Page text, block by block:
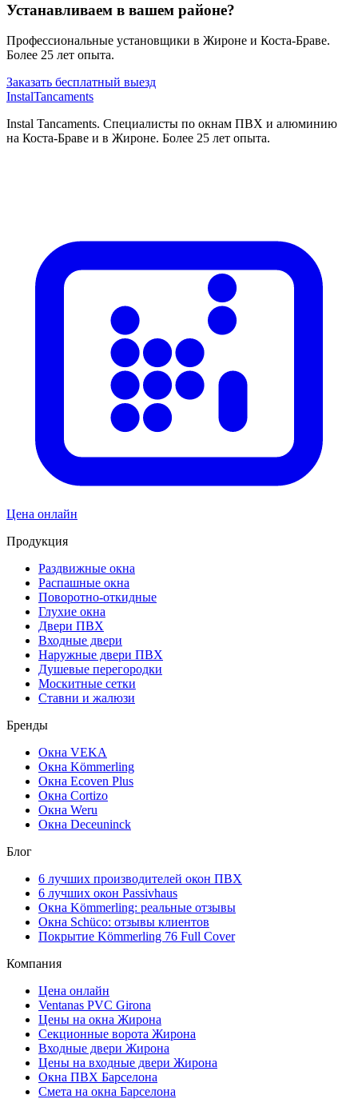
Устанавливаем в вашем районе?
Профессиональные установщики в Жироне и Коста-Браве.
Более 25 лет опыта.
Заказать бесплатный выезд
InstalTancaments
Instal Tancaments. Специалисты по окнам ПВХ и алюминию
на Коста-Браве и в Жироне. Более 25 лет опыта.
Цена онлайн
Продукция
Раздвижные окна
Распашные окна
Поворотно-откидные
Глухие окна
Двери ПВХ
Входные двери
Наружные двери ПВХ
Душевые перегородки
Москитные сетки
Ставни и жалюзи
Бренды
Окна VEKA
Окна Kömmerling
Окна Ecoven Plus
Окна Cortizo
Окна Weru
Окна Deceuninck
Блог
6 лучших производителей окон ПВХ
6 лучших окон Passivhaus
Окна Kömmerling: реальные отзывы
Окна Schüco: отзывы клиентов
Покрытие Kömmerling 76 Full Cover
Компания
Цена онлайн
Ventanas PVC Girona
Цены на окна Жирона
Секционные ворота Жирона
Входные двери Жирона
Цены на входные двери Жирона
Окна ПВХ Барселона
Смета на окна Барселона